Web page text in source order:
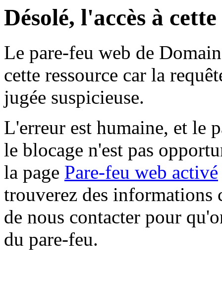
Désolé, l'accès à
Le pare-feu web de
cette ressource car la
jugée suspicieuse.
L'erreur est humaine, et le
le blocage n'est pas
la page Pare-feu web activé
trouverez des informations
de nous contacter pour
du pare-feu.